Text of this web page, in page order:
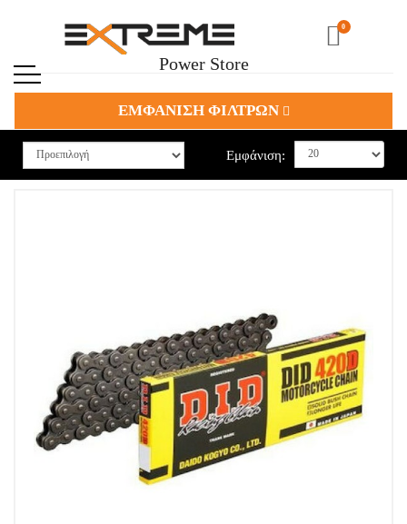
Power Store
0
ΕΜΦΑΝΙΣΗ ΦΙΛΤΡΩΝ
Εμφάνιση: